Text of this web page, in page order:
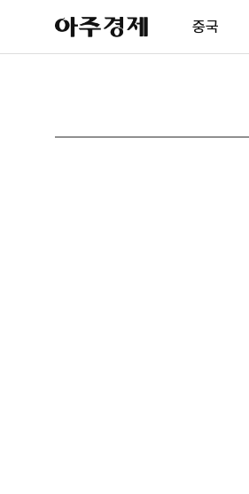
아
주
제
중국